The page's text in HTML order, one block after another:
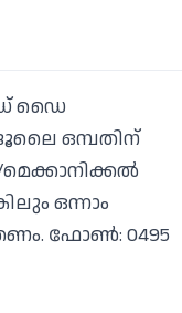
ഡൈ
ഒമ്പതിന്
ഒന്നാം
ഫോണ്‍: 0495